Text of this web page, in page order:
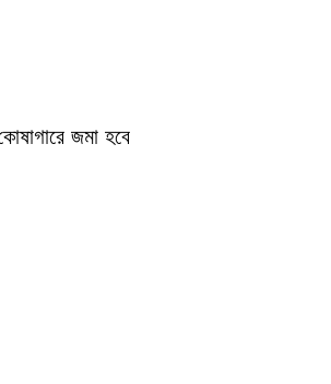
জমা হবে